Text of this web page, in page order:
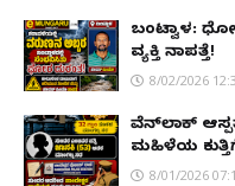
ಬಂಟ್ವಾಳ:
ವ್ಯಕ್ತಿ ನಾಪತ್ತೆ!
8/02/2026
ವೆನ್‌ಲಾಕ್
ಮಹಿಳೆಯ
8/01/2026